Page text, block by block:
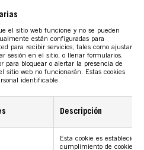
el sitio web funcione y no se pueden
están configuradas para
para recibir servicios, tales como ajustar
sesión en el sitio, o llenar formularios.
para bloquear o alertar la presencia de
sitio web no funcionarán. Estas cookies
identificable.
Descripción
Esta cookie es establecida
cumplimiento de cookies